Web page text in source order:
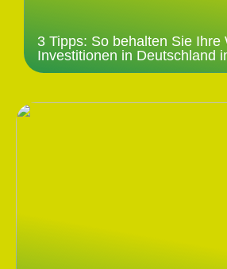
3 Tipps: So behalten Sie Ihre
Investitionen in Deutschland